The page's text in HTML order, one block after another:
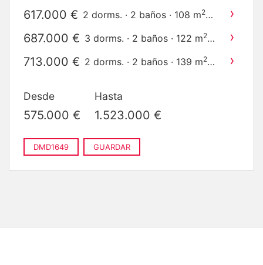
617.000 € 2 dorms. · 2 baños · 108 m2 ›
687.000 € 3 dorms. · 2 baños · 122 m2 ›
713.000 € 2 dorms. · 2 baños · 139 m2 ›
construido
1.011.000 € 2 dorms. · 2 baños · 155 m
construido
construido
Desde
575.000 €
Hasta
1.523.000 €
DMD1649 GUARDAR